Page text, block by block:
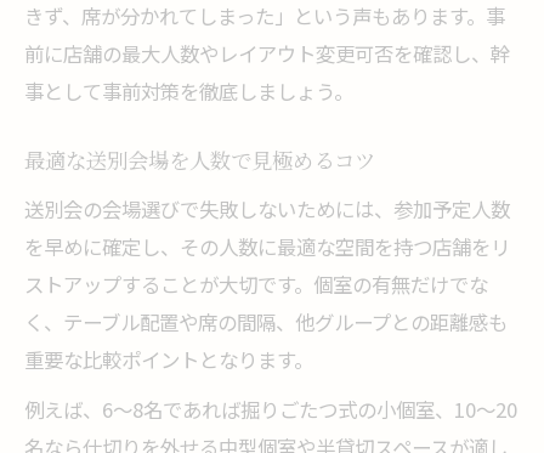
きず、席が分かれてしまった」という声もあります。事
前に店舗の最大人数やレイアウト変更可否を確認し、幹
事として事前対策を徹底しましょう。
最適な送別会場を人数で見極めるコツ
送別会の会場選びで失敗しないためには、参加予定人数
を早めに確定し、その人数に最適な空間を持つ店舗をリ
ストアップすることが大切です。個室の有無だけでな
く、テーブル配置や席の間隔、他グループとの距離感も
重要な比較ポイントとなります。
例えば、6～8名であれば掘りごたつ式の小個室、10～20
名なら仕切りを外せる中型個室や半貸切スペースが適し